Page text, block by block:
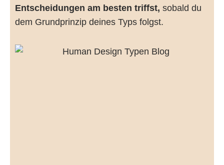
Entscheidungen am besten triffst, sobald du
dem Grundprinzip deines Typs folgst.